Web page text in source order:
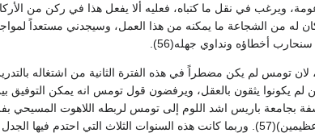
ويرغب في نقل ما كتباه، فعليه ألا يفعل هذا في ركن من
كان له من الشجاعة ما يمكنه من هذا العمل، وسيجدني مستعداً
أخطاؤه ونداوي جهله(56).
تومس لم يكن مضطراً في هذه الفترة الثانية من اشتغاله
لم يكونوا يثقون بالعقل، ويرفضون قول تومس انه يمكن
بجامعة باريس اشد اللوم إلى تومس لربطه اللاهوت المسيحي
هي التي أنهكت قواه.